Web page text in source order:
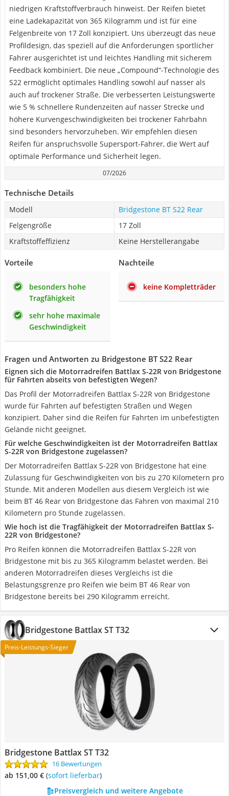
niedrigen Kraftstoffverbrauch hinweist. Der Reifen bietet
eine Ladekapazität von 365 Kilogramm und ist für eine
Felgenbreite von 17 Zoll konzipiert. Uns überzeugt das neue
Profildesign, das speziell auf die Anforderungen sportlicher
Fahrer ausgerichtet ist und leichtes Handling mit sicherem
Feedback kombiniert. Die neue „Compound“-Technologie des
S22 ermöglicht optimales Handling sowohl auf nasser als
auch auf trockener Straße. Die verbesserten Leistungswerte
wie 5 % schnellere Rundenzeiten auf nasser Strecke und
höhere Kurvengeschwindigkeiten bei trockener Fahrbahn
sind besonders hervorzuheben. Wir empfehlen diesen
Reifen für anspruchsvolle Supersport-Fahrer, die Wert auf
optimale Performance und Sicherheit legen.
07/2026
Technische Details
Modell
Bridgestone BT S22 Rear
Felgengröße
17 Zoll
Kraftstoffeffizienz
Keine Herstellerangabe
Vorteile
besonders hohe
Tragfähigkeit
sehr hohe maximale
Geschwindigkeit
Nachteile
keine Kompletträder
Fragen und Antworten zu Bridgestone BT S22 Rear
Eignen sich die Motorradreifen Battlax S-22R von Bridgestone
für Fahrten abseits von befestigten Wegen?
Das Profil der Motorradreifen Battlax S-22R von Bridgestone
wurde für Fahrten auf befestigten Straßen und Wegen
konzipiert. Daher sind die Reifen für Fahrten im unbefestigten
Gelände nicht geeignet.
Für welche Geschwindigkeiten ist der Motorradreifen Battlax
S-22R von Bridgestone zugelassen?
Der Motorradreifen Battlax S-22R von Bridgestone hat eine
Zulassung für Geschwindigkeiten von bis zu 270 Kilometern pro
Stunde. Mit anderen Modellen aus diesem Vergleich ist wie
beim BT 46 Rear von Bridgestone das Fahren von maximal 210
Kilometern pro Stunde zugelassen.
Wie hoch ist die Tragfähigkeit der Motorradreifen Battlax S-
22R von Bridgestone?
Pro Reifen können die Motorradreifen Battlax S-22R von
Bridgestone mit bis zu 365 Kilogramm belastet werden. Bei
anderen Motorradreifen dieses Vergleichs ist die
Belastungsgrenze pro Reifen wie beim BT 46 Rear von
Bridgestone bereits bei 290 Kilogramm erreicht.
Bridgestone Battlax ST T32
Preis-Leistungs-Sieger
Bridgestone Battlax ST T32
16 Bewertungen
ab 151,00 € ( Sofort lieferbar)
Preisvergleich und weitere Angebote